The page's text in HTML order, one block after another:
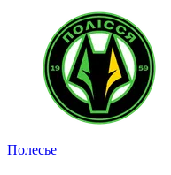
Полесье